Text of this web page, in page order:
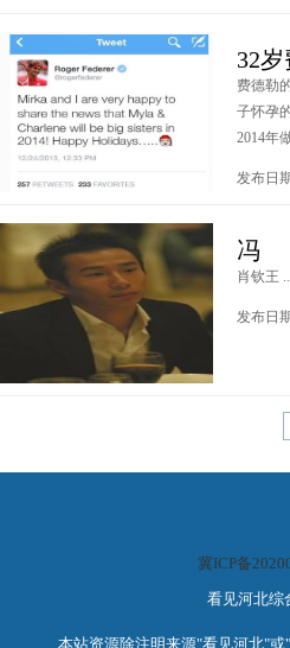
32
费德勒
子怀孕
2014年
发布日
冯
肖钦王
发布日
冀ICP备
看见河北综
本站资源除注明来源"看见河北"